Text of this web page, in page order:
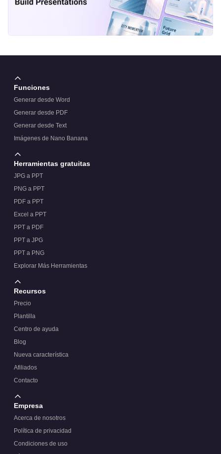
Funciones
Generar desde Word
Generar desde PDF
Generar desde Text
Imágenes de Nano Banana
Herramientas gratuitas
JPG a PPT
PNG a PPT
PDF a PPT
Excel a PPT
PPT a PDF
PPT a JPG
PPT a PNG
Explorar Más Herramientas
Recursos
Precio
Plantilla
Centro de ayuda
Blog
Nueva característica
Afiliados
Contacto
Empresa
Acerca de nosotros
Política de privacidad
Condiciones de uso